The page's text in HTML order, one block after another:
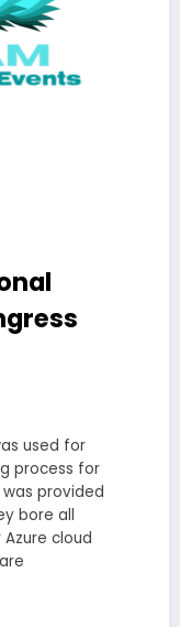
used for
process for
provided
bore all
cloud